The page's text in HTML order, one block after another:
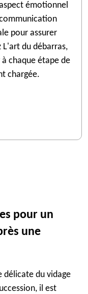
émotionnel
pour assurer
L'art du débarras,
chaque étape de
chargée.
pour un
une
délicate du vidage
il est